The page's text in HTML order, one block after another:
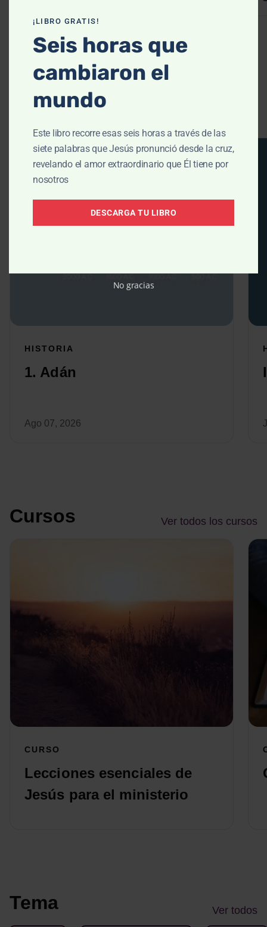
Abre la Biblia - la
Historia
HISTORIA
1. Adán
Ago 07, 2026
Cursos Ver todos los cursos
CURSO
Lecciones esenciales de
Jesús para el ministerio
Tema Ver todos
¡LIBRO GRATIS!
Seis horas que
cambiaron el
mundo
Este libro recorre esas seis horas a través de las
siete palabras que Jesús pronunció desde la cruz,
revelando el amor extraordinario que Él tiene por
nosotros
DESCARGA TU LIBRO
No gracias